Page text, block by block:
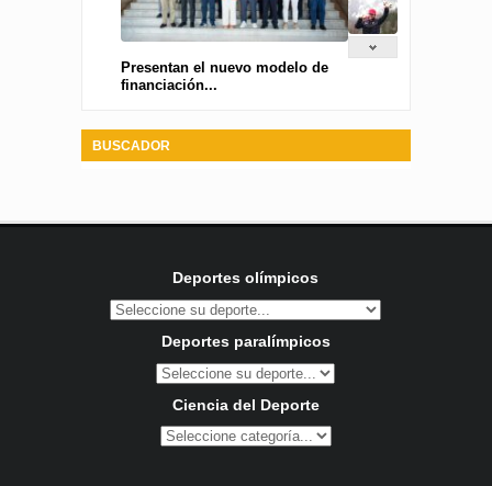
Presentan el nuevo modelo de
financiación...
BUSCADOR
Deportes olímpicos
Deportes paralímpicos
Ciencia del Deporte